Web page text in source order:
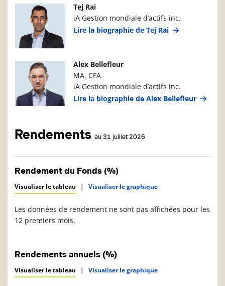
Photo du gestionnaire de portefeuille
Tej Rai
iA Gestion mondiale d’actifs inc.
Lire la biographie de Tej Rai
Photo du gestionnaire de portefeuille
Alex Bellefleur
MA, CFA
iA Gestion mondiale d’actifs inc.
Lire la biographie de Alex Bellefleur
Rendements au 31 juillet 2026
Rendement du Fonds (%)
Visualiser le tableau | Visualiser le graphique
Les données de rendement ne sont pas affichées pour les
12 premiers mois.
Rendements annuels (%)
Visualiser le tableau | Visualiser le graphique